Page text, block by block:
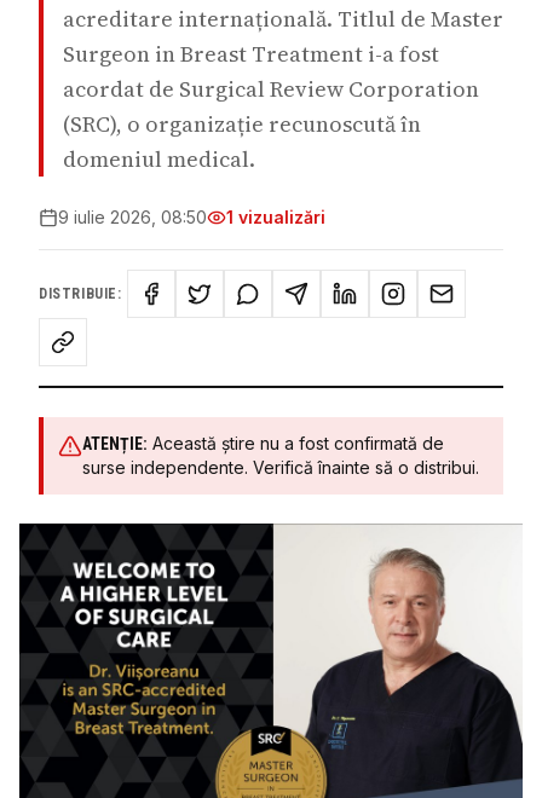
acreditare internațională. Titlul de Master
Surgeon in Breast Treatment i-a fost
acordat de Surgical Review Corporation
(SRC), o organizație recunoscută în
domeniul medical.
9 iulie 2026, 08:50 1 vizualizări
DISTRIBUIE:
ATENȚIE: Această știre nu a fost confirmată de
surse independente. Verifică înainte să o distribui.